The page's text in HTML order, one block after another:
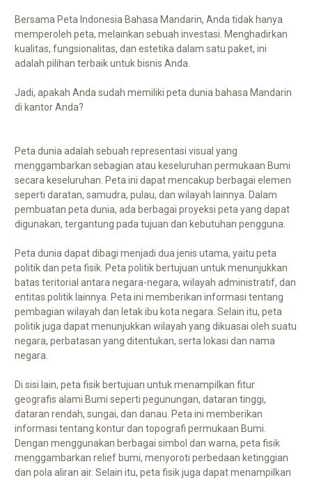
Bersama Peta Indonesia Bahasa Mandarin, Anda tidak hanya
memperoleh peta, melainkan sebuah investasi. Menghadirkan
kualitas, fungsionalitas, dan estetika dalam satu paket, ini
adalah pilihan terbaik untuk bisnis Anda.
Jadi, apakah Anda sudah memiliki peta dunia bahasa Mandarin
di kantor Anda?
Peta dunia adalah sebuah representasi visual yang
menggambarkan sebagian atau keseluruhan permukaan Bumi
secara keseluruhan. Peta ini dapat mencakup berbagai elemen
seperti daratan, samudra, pulau, dan wilayah lainnya. Dalam
pembuatan peta dunia, ada berbagai proyeksi peta yang dapat
digunakan, tergantung pada tujuan dan kebutuhan pengguna.
Peta dunia dapat dibagi menjadi dua jenis utama, yaitu peta
politik dan peta fisik. Peta politik bertujuan untuk menunjukkan
batas teritorial antara negara-negara, wilayah administratif, dan
entitas politik lainnya. Peta ini memberikan informasi tentang
pembagian wilayah dan letak ibu kota negara. Selain itu, peta
politik juga dapat menunjukkan wilayah yang dikuasai oleh suatu
negara, perbatasan yang ditentukan, serta lokasi dan nama
negara.
Di sisi lain, peta fisik bertujuan untuk menampilkan fitur
geografis alami Bumi seperti pegunungan, dataran tinggi,
dataran rendah, sungai, dan danau. Peta ini memberikan
informasi tentang kontur dan topografi permukaan Bumi.
Dengan menggunakan berbagai simbol dan warna, peta fisik
menggambarkan relief bumi, menyoroti perbedaan ketinggian
dan pola aliran air. Selain itu, peta fisik juga dapat menampilkan